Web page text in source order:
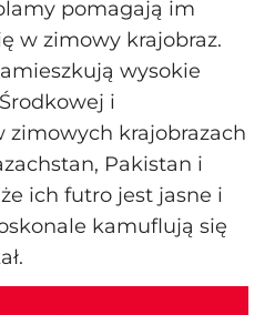
pomagają im
w zimowy krajobraz.
wysokie
i
zimowych krajobrazach
Pakistan i
ich futro jest jasne i
kamuflują się